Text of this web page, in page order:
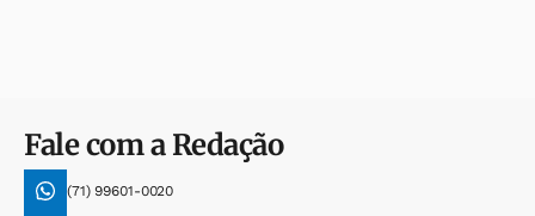
Fale com a Redação
(71) 99601-0020